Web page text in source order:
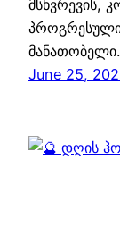
მსხვრევის,
პროგრესული
June 25,